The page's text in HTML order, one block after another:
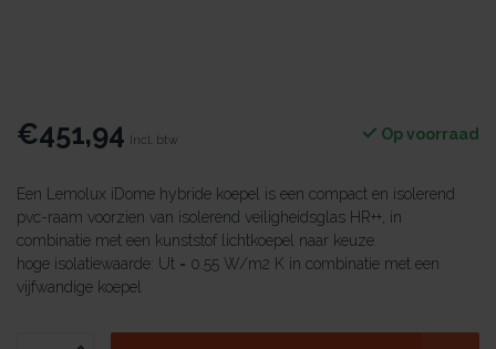
€451,94 Incl. btw Op voorraad
Een Lemolux iDome hybride koepel is een compact en isolerend
pvc-raam voorzien van isolerend veiligheidsglas HR++, in
combinatie met een kunststof lichtkoepel naar keuze.
hoge isolatiewaarde: Ut = 0.55 W/m2 K in combinatie met een
vijfwandige koepel